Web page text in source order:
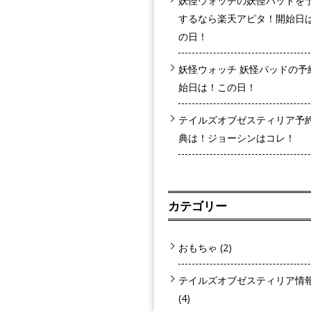
するなら楽天アピタ！開始日
の日！
妖怪ウォッチ 妖怪パッドの予
始日は！この日！
テイルズオブゼスティリア予
典は！ジョーシンはコレ！
カテゴリー
おもちゃ (2)
テイルズオブゼスティリア情
(4)